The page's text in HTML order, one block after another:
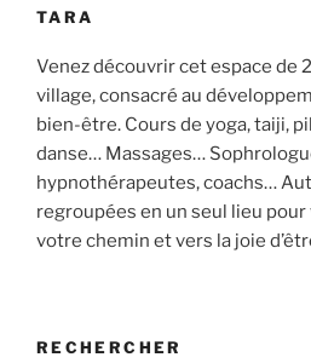
TARA
Venez découvrir cet espace de
village, consacré au
bien-être. Cours de yoga, taiji,
danse… Massages…
hypnothérapeutes, coachs…
regroupées en un seul lieu
votre chemin et vers la joie
RECHERCHER